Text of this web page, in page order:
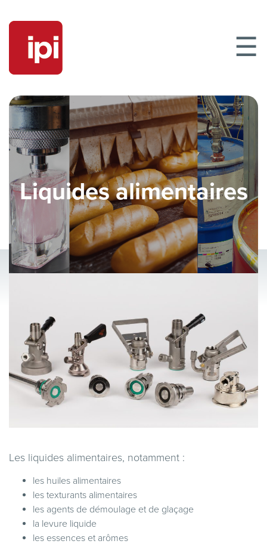
☰
Liquides alimentaires
Les liquides alimentaires, notamment :
les huiles alimentaires
les texturants alimentaires
les agents de démoulage et de glaçage
la levure liquide
les essences et arômes